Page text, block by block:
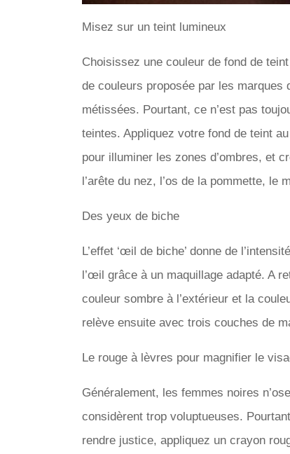
Misez sur un teint lumineux
Choisissez une couleur de fond de
de couleurs proposée par les
métissées. Pourtant, ce n’est pas
teintes. Appliquez votre fond de teint
pour illuminer les zones d’ombres, et
l’arête du nez, l’os de la pommette, le
Des yeux de biche
L’effet ‘œil de biche’ donne de
l’œil grâce à un maquillage adapté. A
couleur sombre à l’extérieur et la
relève ensuite avec trois couches de
Le rouge à lèvres pour magnifier le
Généralement, les femmes noires
considèrent trop voluptueuses.
rendre justice, appliquez un crayon